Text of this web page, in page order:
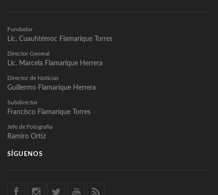
Fundador
Lic. Cuauhtémoc Flamarique Torres
Director General
Lic. Marcela Flamarique Herrera
Director de Noticias
Guillermo Flamarique Herrera
Subdirector
Francisco Flamarique Torres
Jefe de Fotografía
Ramiro Ortíz
SÍGUENOS